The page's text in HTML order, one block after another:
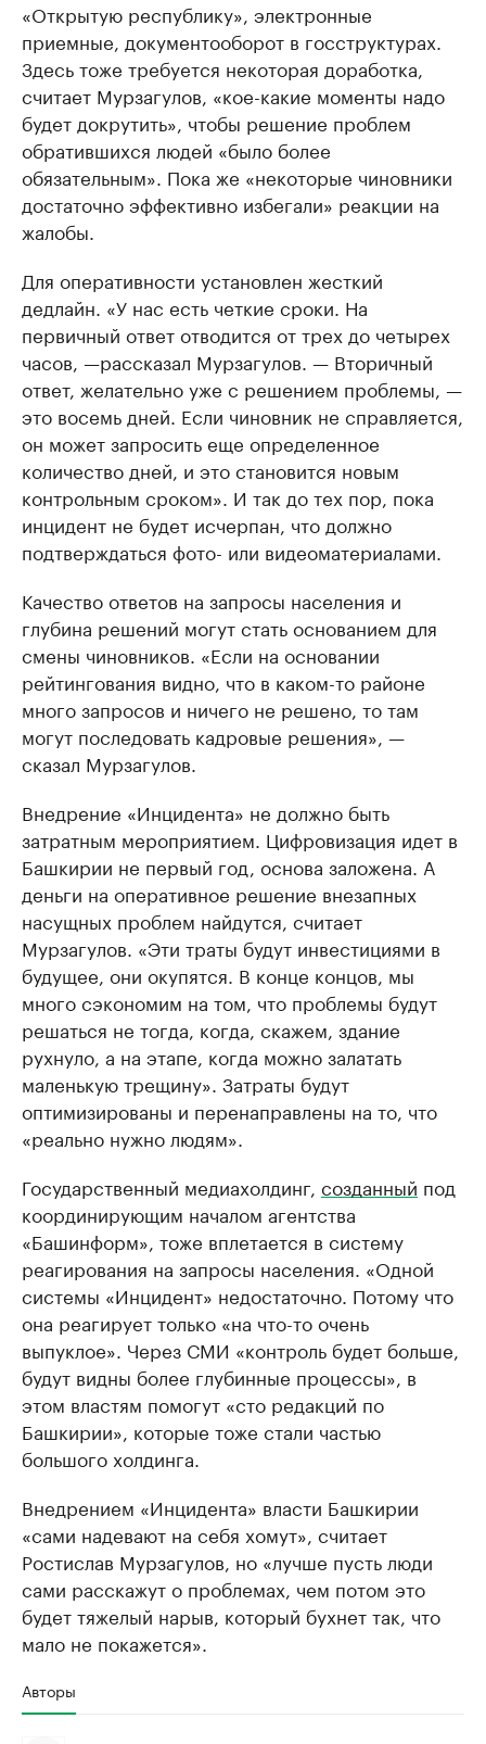
«Открытую республику», электронные
приемные, документооборот в госструктурах.
Здесь тоже требуется некоторая доработка,
считает Мурзагулов, «кое-какие моменты надо
будет докрутить», чтобы решение проблем
обратившихся людей «было более
обязательным». Пока же «некоторые чиновники
достаточно эффективно избегали» реакции на
жалобы.
Для оперативности установлен жесткий
дедлайн. «У нас есть четкие сроки. На
первичный ответ отводится от трех до четырех
часов, —рассказал Мурзагулов. — Вторичный
ответ, желательно уже с решением проблемы, —
это восемь дней. Если чиновник не справляется,
он может запросить еще определенное
количество дней, и это становится новым
контрольным сроком». И так до тех пор, пока
инцидент не будет исчерпан, что должно
подтверждаться фото- или видеоматериалами.
Качество ответов на запросы населения и
глубина решений могут стать основанием для
смены чиновников. «Если на основании
рейтингования видно, что в каком-то районе
много запросов и ничего не решено, то там
могут последовать кадровые решения», —
сказал Мурзагулов.
Внедрение «Инцидента» не должно быть
затратным мероприятием. Цифровизация идет в
Башкирии не первый год, основа заложена. А
деньги на оперативное решение внезапных
насущных проблем найдутся, считает
Мурзагулов. «Эти траты будут инвестициями в
будущее, они окупятся. В конце концов, мы
много сэкономим на том, что проблемы будут
решаться не тогда, когда, скажем, здание
рухнуло, а на этапе, когда можно залатать
маленькую трещину». Затраты будут
оптимизированы и перенаправлены на то, что
«реально нужно людям».
Государственный медиахолдинг, созданный под
координирующим началом агентства
«Башинформ», тоже вплетается в систему
реагирования на запросы населения. «Одной
системы «Инцидент» недостаточно. Потому что
она реагирует только «на что-то очень
выпуклое». Через СМИ «контроль будет больше,
будут видны более глубинные процессы», в
этом властям помогут «сто редакций по
Башкирии», которые тоже стали частью
большого холдинга.
Внедрением «Инцидента» власти Башкирии
«сами надевают на себя хомут», считает
Ростислав Мурзагулов, но «лучше пусть люди
сами расскажут о проблемах, чем потом это
будет тяжелый нарыв, который бухнет так, что
мало не покажется».
Авторы